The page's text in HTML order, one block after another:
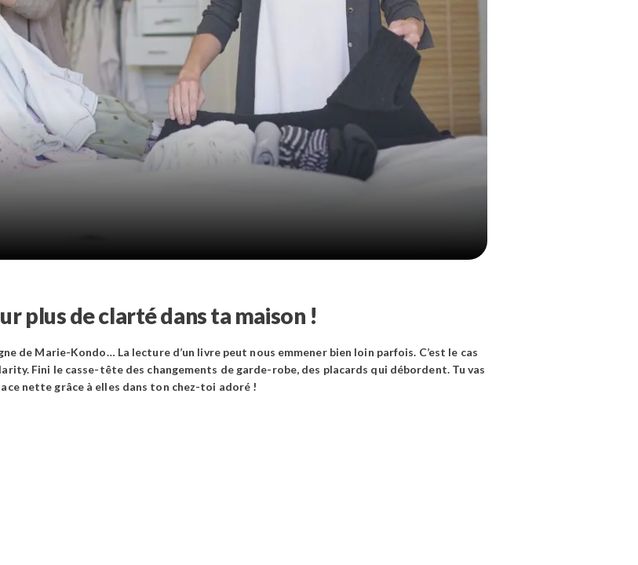
plus de clarté dans ta maison !
de Marie-Kondo… La lecture d’un livre peut nous emmener bien loin parfois. C’est le cas
Fini le casse-tête des changements de garde-robe, des placards qui débordent. Tu vas
nette grâce à elles dans ton chez-toi adoré !